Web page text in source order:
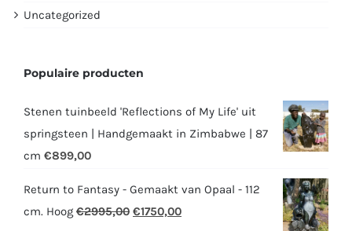
Uncategorized
Populaire producten
Stenen tuinbeeld 'Reflections of My Life' uit
springsteen | Handgemaakt in Zimbabwe | 87
cm €899,00
Return to Fantasy - Gemaakt van Opaal - 112
cm. Hoog €2995,00 Oorspronkelijke
€1750,00Huidige